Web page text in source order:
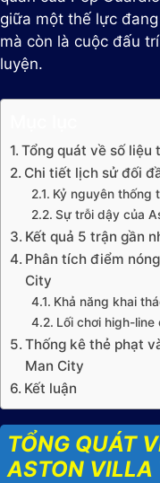
giữa một thế lực
mà còn là cuộc đấu
luyện.
Tổng quát về số liệu
Chi tiết lịch sử đối
Kỷ nguyên thống
Sự trỗi dậy của
Kết quả 5 trận gần
Phân tích điểm
City
Khả năng khai
Lối chơi high-line
Thống kê thẻ phạt
Man City
Kết luận
TỔNG QUÁT
ASTON